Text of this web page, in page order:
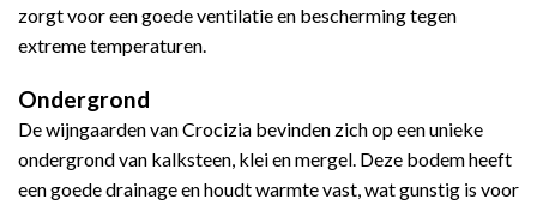
zorgt voor een goede ventilatie en bescherming tegen
extreme temperaturen.
Ondergrond
De wijngaarden van Crocizia bevinden zich op een unieke
ondergrond van kalksteen, klei en mergel. Deze bodem heeft
een goede drainage en houdt warmte vast, wat gunstig is voor